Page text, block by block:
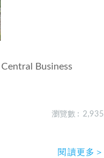
Business
瀏覽數 : 2,935
閱讀更多＞